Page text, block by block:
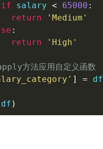
salary < 65000 :
return
'Medium'
:
return
'High'
方法应用自定义函数
] = df
df )